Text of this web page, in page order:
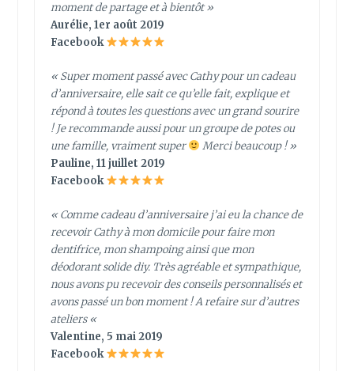
moment de partage et à bientôt »
Aurélie, 1er août 2019
Facebook
« Super moment passé avec Cathy pour un cadeau
d’anniversaire, elle sait ce qu’elle fait, explique et
répond à toutes les questions avec un grand sourire
! Je recommande aussi pour un groupe de potes ou
une famille, vraiment super
Merci beaucoup ! »
Pauline, 11 juillet 2019
Facebook
« Comme cadeau d’anniversaire j’ai eu la chance de
recevoir Cathy à mon domicile pour faire mon
dentifrice, mon shampoing ainsi que mon
déodorant solide diy. Très agréable et sympathique,
nous avons pu recevoir des conseils personnalisés et
avons passé un bon moment ! A refaire sur d’autres
ateliers«
Valentine, 5 mai 2019
Facebook